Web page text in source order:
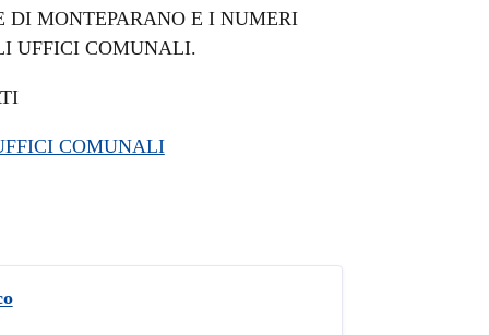
DI MONTEPARANO E I NUMERI
UFFICI COMUNALI.
COMUNALI